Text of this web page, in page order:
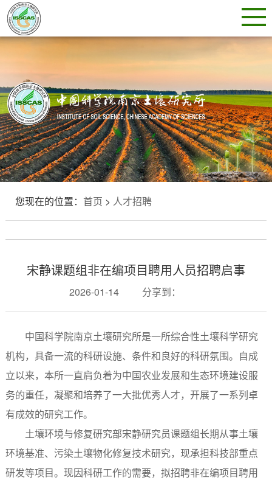
您现在的位置： 首页 > 人才招聘
宋静课题组非在编项目聘用人员招聘启事
2026-01-14 分享到：
中国科学院南京土壤研究所是一所综合性土壤科学研究
机构，具备一流的科研设施、条件和良好的科研氛围。自成
立以来，本所一直肩负着为中国农业发展和生态环境建设服
务的重任，凝聚和培养了一大批优秀人才，开展了一系列卓
有成效的研究工作。
土壤环境与修复研究部宋静研究员课题组长期从事土壤
环境基准、污染土壤物化修复技术研究，现承担科技部重点
研发等项目。现因科研工作的需要，拟招聘非在编项目聘用